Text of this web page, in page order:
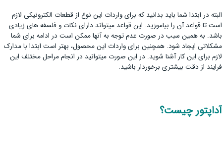
البته در ابتدا شما باید بدانید که برای واردات این نوع از قطعات الکترونیکی لازم
است تا قواعد آن را بیاموزید. این قواعد می­تواند دارای نکات و فلسفه های زیادی
باشد. به همین سبب در صورت عدم توجه به آن­ها ممکن است در ادامه برای شما
مشکلاتی ایجاد شود. همچنین برای واردات این محصول، بهتر است ابتدا با مدارک
لازم برای این کار آشنا شوید. در این صورت می­توانید در انجام مراحل مختلف این
فرایند از دقت بیشتری برخوردار باشید.
آداپتور چیست؟